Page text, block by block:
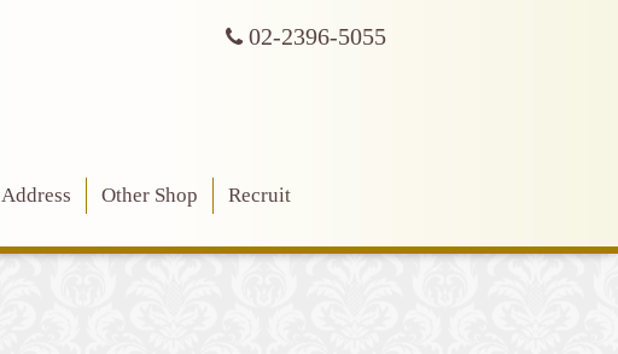
02-2396-5055
Address Other Shop Recruit